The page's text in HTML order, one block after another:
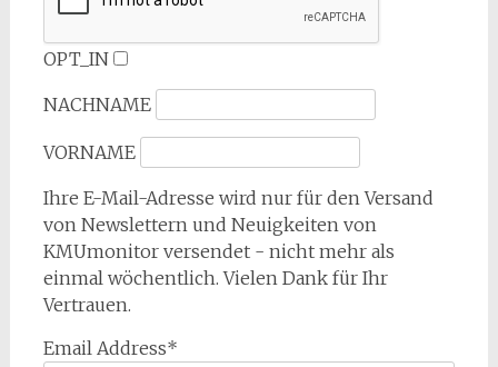
OPT_IN
NACHNAME
VORNAME
Ihre E-Mail-Adresse wird nur für den Versand
von Newslettern und Neuigkeiten von
KMUmonitor versendet - nicht mehr als
einmal wöchentlich. Vielen Dank für Ihr
Vertrauen.
Email Address*